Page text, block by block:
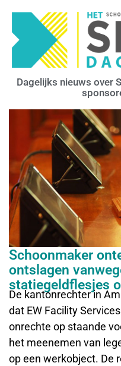
Dagelijks nieuws over
Schoonmaker
ontslagen
statiegeldflesjes
De kantonrechter in
dat EW Facility
onrechte op staande
het meenemen van
op een werkobject. De